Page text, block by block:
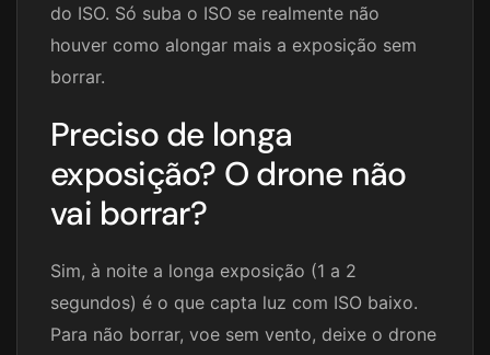
do ISO. Só suba o ISO se realmente não
houver como alongar mais a exposição sem
borrar.
Preciso de longa
exposição? O drone não
vai borrar?
Sim, à noite a longa exposição (1 a 2
segundos) é o que capta luz com ISO baixo.
Para não borrar, voe sem vento, deixe o drone